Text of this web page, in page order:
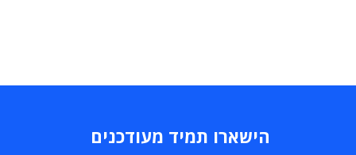
הישארו תמיד מעודכנים